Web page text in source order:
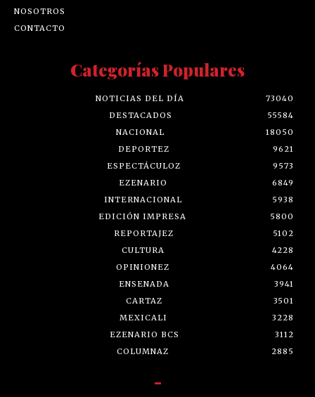
NOSOTROS
CONTACTO
Categorías Populares
NOTICIAS DEL DÍA
73040
DESTACADOS
55584
NACIONAL
18050
DEPORTEZ
9621
ESPECTÁCULOZ
9573
EZENARIO
6849
INTERNACIONAL
5938
EDICIÓN IMPRESA
5800
REPORTAJEZ
5102
CULTURA
4228
OPINIONEZ
4064
ENSENADA
3941
CARTAZ
3501
MEXICALI
3228
EZENARIO BCS
3112
COLUMNAZ
2885
-